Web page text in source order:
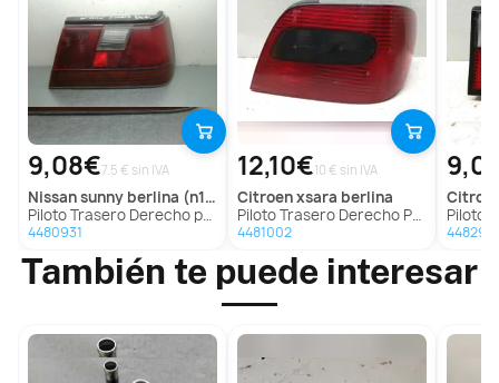
9,08€7.5 € sin IVA
nissansunny berlina (n13)
Piloto Trasero Derecho para Nissan Sunny Berlina (N13)
4480931
12,10€10 € sin IVA
citroenxsara berlina
Piloto Trasero Derecho Para Citroen Xsara Berlina
4481002
Piloto
También te puede interesar